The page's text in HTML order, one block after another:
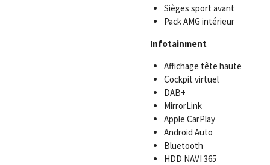
Sièges sport avant
Pack AMG intérieur
Infotainment
Affichage tête haute
Cockpit virtuel
DAB+
MirrorLink
Apple CarPlay
Android Auto
Bluetooth
HDD NAVI 365